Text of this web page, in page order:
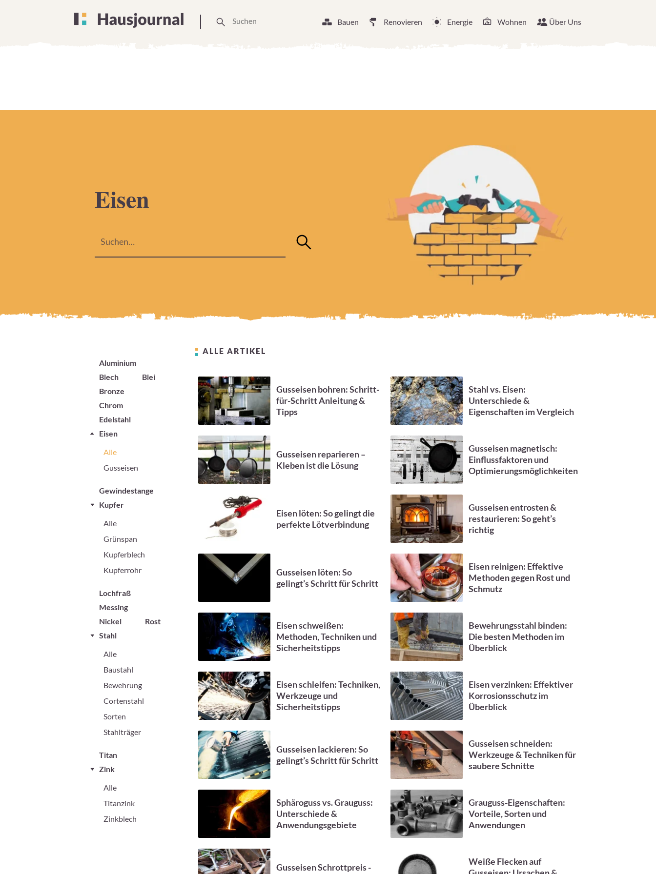
Bauen Renovieren Energie Wohnen Über Uns
Eisen
Aluminium
Blech
Blei
Bronze
Chrom
Edelstahl
Eisen
Alle
Gusseisen
Gewindestange
Kupfer
Alle
Grünspan
Kupferblech
Kupferrohr
Lochfraß
Messing
Nickel
Rost
Stahl
Alle
Baustahl
Bewehrung
Cortenstahl
Sorten
Stahlträger
Titan
Zink
Alle
Titanzink
Zinkblech
ALLE ARTIKEL
Gusseisen bohren: Schritt-
für-Schritt Anleitung &
Tipps
Stahl vs. Eisen:
Unterschiede &
Eigenschaften im Vergleich
Gusseisen reparieren –
Kleben ist die Lösung
Gusseisen magnetisch:
Einflussfaktoren und
Optimierungsmöglichkeiten
Eisen löten: So gelingt die
perfekte Lötverbindung
Gusseisen entrosten &
restaurieren: So geht’s
richtig
Gusseisen löten: So
gelingt’s Schritt für Schritt
Eisen reinigen: Effektive
Methoden gegen Rost und
Schmutz
Eisen schweißen:
Methoden, Techniken und
Sicherheitstipps
Bewehrungsstahl binden:
Die besten Methoden im
Überblick
Eisen schleifen: Techniken,
Werkzeuge und
Sicherheitstipps
Eisen verzinken: Effektiver
Korrosionsschutz im
Überblick
Gusseisen lackieren: So
gelingt’s Schritt für Schritt
Gusseisen schneiden:
Werkzeuge & Techniken für
saubere Schnitte
Sphäroguss vs. Grauguss:
Unterschiede &
Anwendungsgebiete
Grauguss-Eigenschaften:
Vorteile, Sorten und
Anwendungen
Gusseisen Schrottpreis -
Weiße Flecken auf